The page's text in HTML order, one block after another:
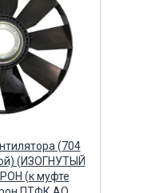
(704
(ИЗОГНУТЫЙ
(к муфте